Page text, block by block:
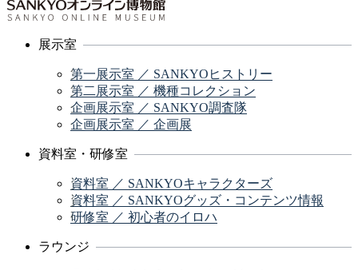
展示室
第一展示室 ／ SANKYOヒストリー
第二展示室 ／ 機種コレクション
企画展示室 ／ SANKYO調査隊
企画展示室 ／ 企画展
資料室・研修室
資料室 ／ SANKYOキャラクターズ
資料室 ／ SANKYOグッズ・コンテンツ情報
研修室 ／ 初心者のイロハ
ラウンジ